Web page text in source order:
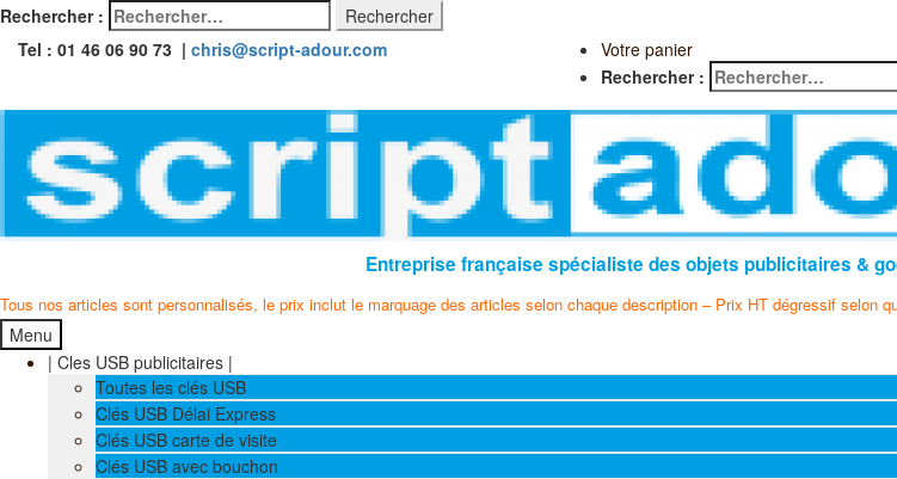
Rechercher :
Tel : 01 46 06 90 73 | chris@script-adour.com
Votre panier
Rechercher :
Entreprise française spécialiste des objets publicitaires &
Tous nos articles sont personnalisés, le prix inclut le marquage des articles selon chaque description – Prix HT dégressif selon
Menu
| Cles USB publicitaires |
Toutes les clés USB
Clés USB Délai Express
Clés USB carte de visite
Clés USB avec bouchon